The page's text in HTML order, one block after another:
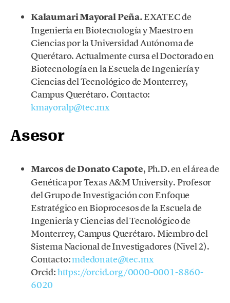
Kalaumari Mayoral Peña.EXATEC de
Ingeniería en Biotecnología y Maestro en
Ciencias por la Universidad Autónoma de
Querétaro. Actualmente cursa el Doctorado en
Biotecnología en la Escuela de Ingeniería y
Ciencias del Tecnológico de Monterrey,
Campus Querétaro. Contacto:
kmayoralp@tec.mx
Asesor
Marcos de Donato Capote, Ph.D. en el área de
Genética por Texas A&M University. Profesor
del Grupo de Investigación con Enfoque
Estratégico en Bioprocesos de la Escuela de
Ingeniería y Ciencias del Tecnológico de
Monterrey, Campus Querétaro. Miembro del
Sistema Nacional de Investigadores (Nivel 2).
Contacto:mdedonate@tec.mx
Orcid:https://orcid.org/0000-0001-8860-
6020